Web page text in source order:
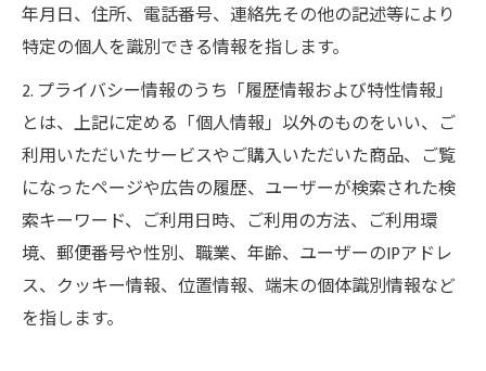
年月日、住所、電話番号、連絡先その他の記述等により
特定の個人を識別できる情報を指します。
2. プライバシー情報のうち「履歴情報および特性情報」
とは、上記に定める「個人情報」以外のものをいい、ご
利用いただいたサービスやご購入いただいた商品、ご覧
になったページや広告の履歴、ユーザーが検索された検
索キーワード、ご利用日時、ご利用の方法、ご利用環
境、郵便番号や性別、職業、年齢、ユーザーのIPアドレ
ス、クッキー情報、位置情報、端末の個体識別情報など
を指します。